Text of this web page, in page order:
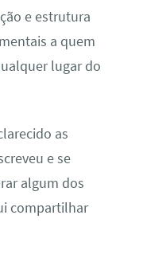
e estrutura
a quem
lugar do
as
e se
algum dos
compartilhar